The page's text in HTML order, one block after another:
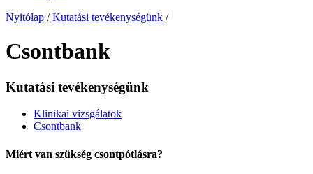
Nyitólap / Kutatási tevékenységünk /
Csontbank
Kutatási tevékenységünk
Klinikai vizsgálatok
Csontbank
Miért van szükség csontpótlásra?